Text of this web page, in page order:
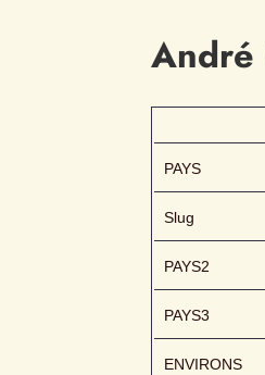
André
PAYS
Slug
PAYS2
PAYS3
ENVIRONS